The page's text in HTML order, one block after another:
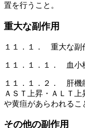
置を行うこと。
重大な副作用
１１．１． 重大な副
１１．１．１． 血小
１１．１．２． 肝機
ＡＳＴ上昇・ＡＬＴ
や黄疸があらわれるこ
その他の副作用